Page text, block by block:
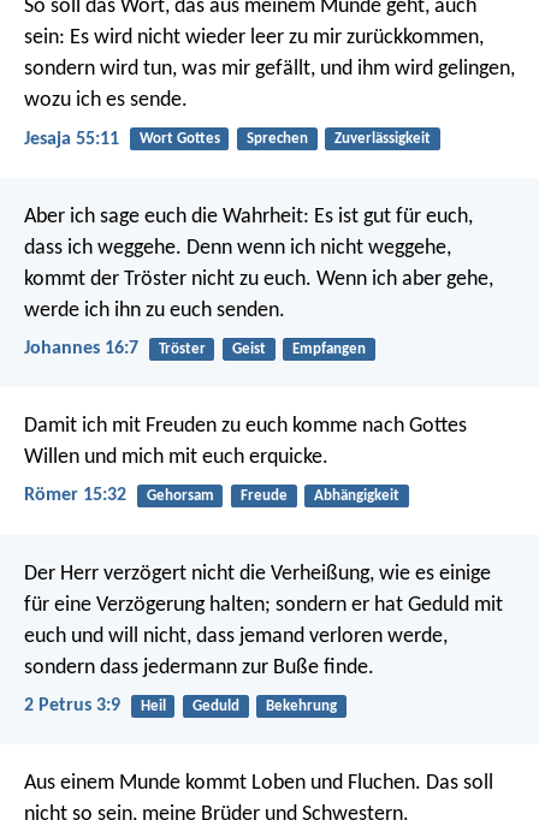
So soll das Wort, das aus meinem Munde geht, auch
sein: Es wird nicht wieder leer zu mir zurückkommen,
sondern wird tun, was mir gefällt, und ihm wird gelingen,
wozu ich es sende.
Jesaja 55:11 Wort Gottes Sprechen Zuverlässigkeit
Aber ich sage euch die Wahrheit: Es ist gut für euch,
dass ich weggehe. Denn wenn ich nicht weggehe,
kommt der Tröster nicht zu euch. Wenn ich aber gehe,
werde ich ihn zu euch senden.
Johannes 16:7 Tröster Geist Empfangen
Damit ich mit Freuden zu euch komme nach Gottes
Willen und mich mit euch erquicke.
Römer 15:32 Gehorsam Freude Abhängigkeit
Der Herr verzögert nicht die Verheißung, wie es einige
für eine Verzögerung halten; sondern er hat Geduld mit
euch und will nicht, dass jemand verloren werde,
sondern dass jedermann zur Buße finde.
2 Petrus 3:9 Heil Geduld Bekehrung
Aus einem Munde kommt Loben und Fluchen. Das soll
nicht so sein, meine Brüder und Schwestern.